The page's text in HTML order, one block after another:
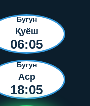
Бугун
Қуёш
06:05
Бугун
Аср
18:05